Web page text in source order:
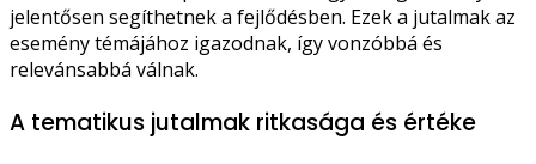
jelentősen segíthetnek a fejlődésben. Ezek a jutalmak az
esemény témájához igazodnak, így vonzóbbá és
relevánsabbá válnak.
A tematikus jutalmak ritkasága és értéke